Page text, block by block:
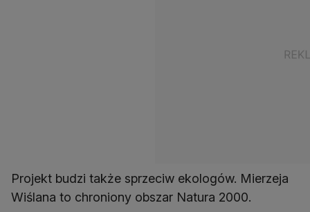
Projekt budzi także sprzeciw ekologów. Mierzeja
Wiślana to chroniony obszar Natura 2000.